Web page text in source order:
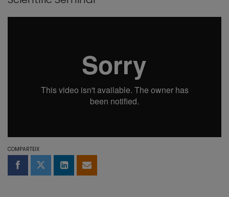
COMPARTEIX
Compartir a Facebook
Compartir a Twitter
Comparteix a LinkedIn
Comparteix per email